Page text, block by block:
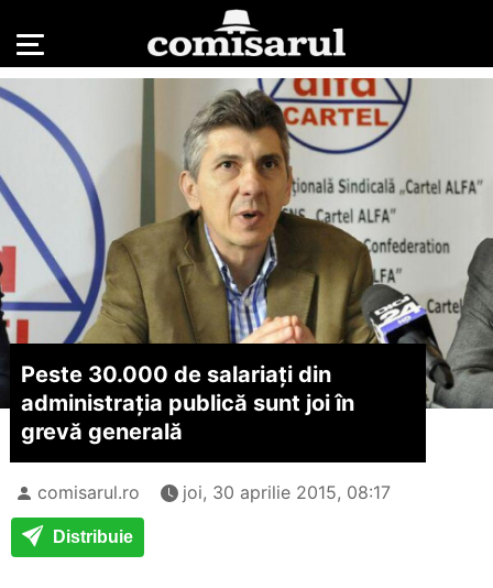
Peste 30.000 de salariați din
administrația publică sunt joi în
grevă generală
comisarul.ro joi, 30 aprilie 2015, 08:17
Distribuie